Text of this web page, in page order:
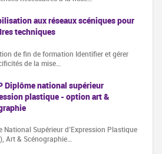
aux réseaux scéniques pour
techniques
de fin de formation Identifier et gérer
de la mise…
Diplôme national supérieur
plastique - option art &
National Supérieur d’Expression Plastique
Art & Scénographie…